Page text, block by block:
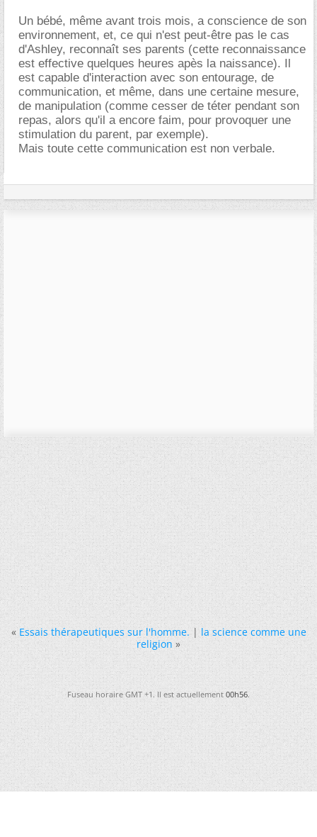
Un bébé, même avant trois mois, a conscience de son
environnement, et, ce qui n'est peut-être pas le cas
d'Ashley, reconnaît ses parents (cette reconnaissance
est effective quelques heures apès la naissance). Il
est capable d'interaction avec son entourage, de
communication, et même, dans une certaine mesure,
de manipulation (comme cesser de téter pendant son
repas, alors qu'il a encore faim, pour provoquer une
stimulation du parent, par exemple).
Mais toute cette communication est non verbale.
« Essais thérapeutiques sur l'homme.|la science comme une
religion »
Fuseau horaire GMT +1. Il est actuellement00h56.